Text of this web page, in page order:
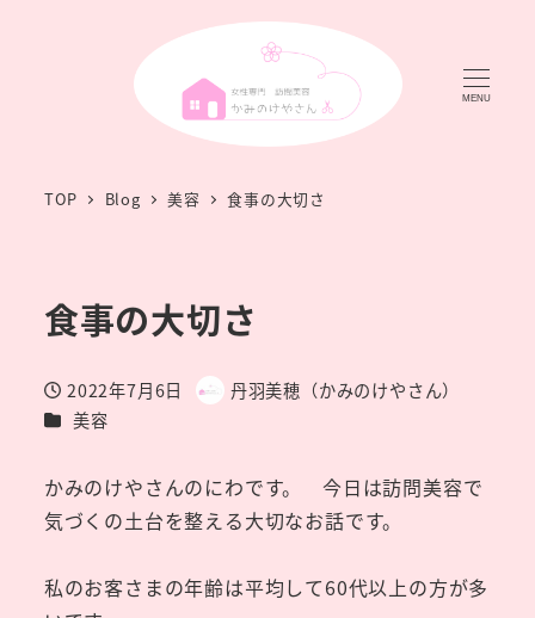
MENU
TOP Blog 美容 食事の大切さ
食事の大切さ
投稿日
2022年7月6日
著
丹羽美穂（かみのけやさん）
カテゴリー
美容
かみのけやさんのにわです。 今日は訪問美容で
気づくの土台を整える大切なお話です。
私のお客さまの年齢は平均して60代以上の方が多